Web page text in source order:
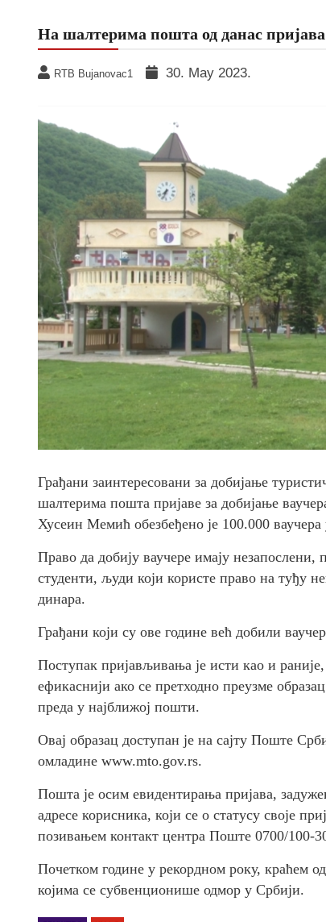
На шалтерима пошта од данас пријава
RTB Bujanovac1 30. May 2023.
Грађани заинтересовани за добијање
шалтерима пошта пријаве за добијање
Хусеин Мемић обезбеђено је 100.000
Право да добију ваучере имају
студенти, људи који користе право на туђу
динара.
Грађани који су ове године већ добили
Поступак пријављивања је исти као и
ефикаснији ако се претходно преузме
преда у најближој пошти.
Овај образац доступан је на сајту Поште
омладине www.mto.gov.rs.
Пошта је осим евидентирања пријава,
адресе корисника, који се о статусу своје
позивањем контакт центра Поште 0700/100-
Почетком године у рекордном року, краћем
којима се субвенционише одмор у Србији.